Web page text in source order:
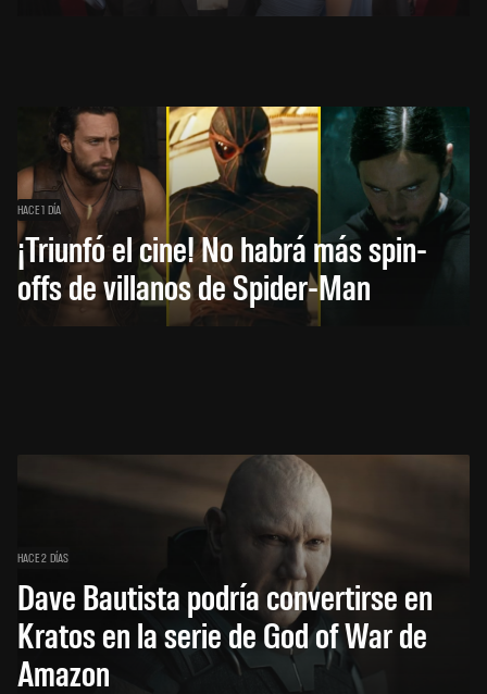
HACE 1 DÍA
¡Triunfó el cine! No habrá más spin-
offs de villanos de Spider-Man
HACE 2 DÍAS
Dave Bautista podría convertirse en
Kratos en la serie de God of War de
Amazon